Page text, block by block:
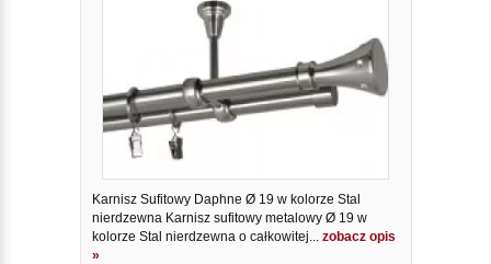
Karnisz Sufitowy Daphne Ø 19 w kolorze Stal
nierdzewna Karnisz sufitowy metalowy Ø 19 w
kolorze Stal nierdzewna o całkowitej... zobacz opis
»